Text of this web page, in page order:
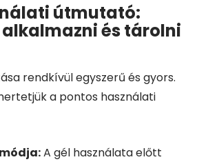
útmutató:
és tárolni
rendkívül egyszerű és gyors.
a pontos használati
A gél használata előtt